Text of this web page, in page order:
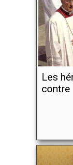
Les
contre